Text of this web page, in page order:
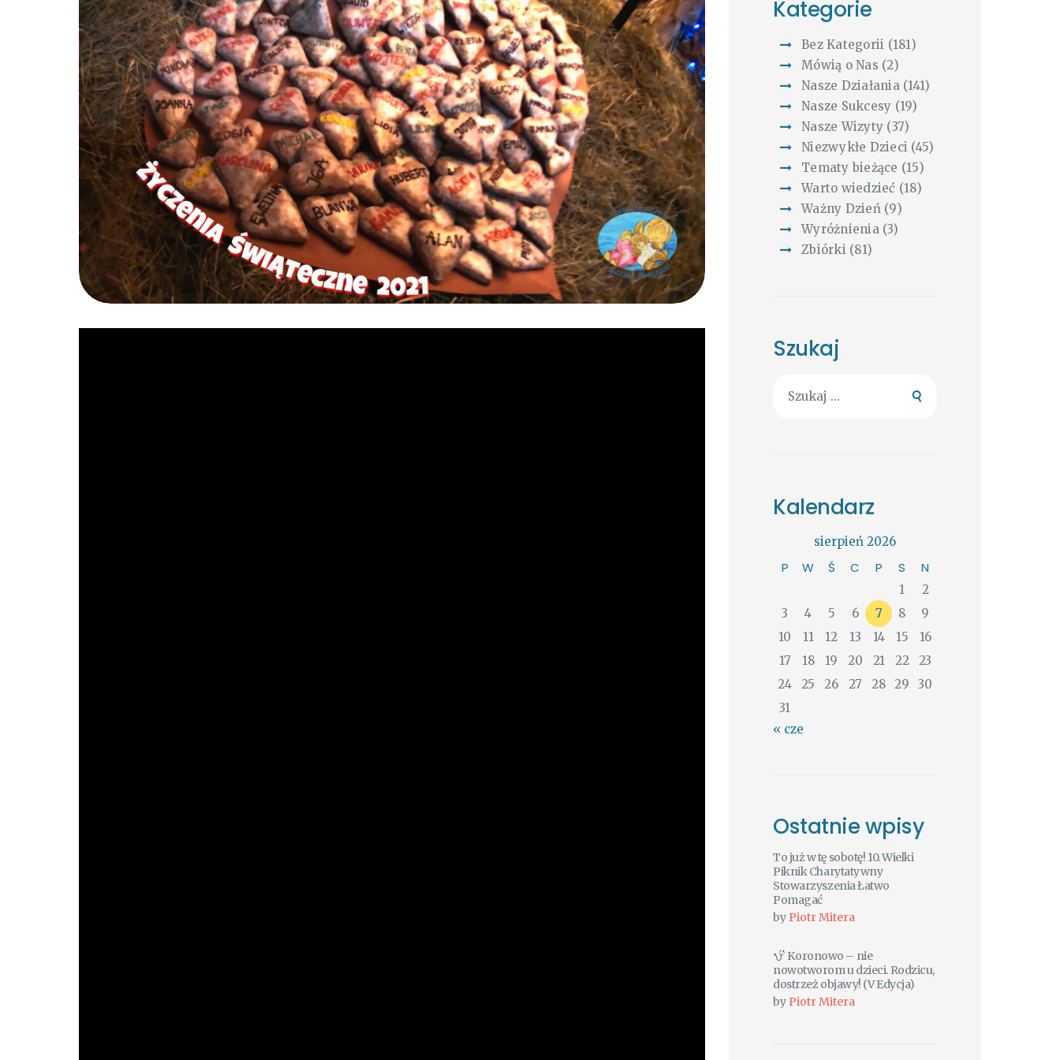
Kategorie
Bez Kategorii (181)
Mówią o Nas (2)
Nasze Działania(141)
Nasze Sukcesy (19)
Nasze Wizyty (37)
Niezwykłe Dzieci (45)
Tematy bieżące (15)
Warto wiedzieć (18)
Ważny Dzień(9)
Wyróżnienia(3)
Zbiórki (81)
Szukaj
Kalendarz
sierpień 2026
P W Ś C P S N
1
2
3
4 5 6 7 8
9
10
11 12 13 14 15
16
17
18 19 20 21 22
23
24
25 26 27 28 29
30
31
« cze
Ostatnie wpisy
To już w tę sobotę! 10. Wielki
Piknik Charytatywny
Stowarzyszenia Łatwo
Pomagać
by Piotr Mitera
Koronowo – nie
nowotworom u dzieci. Rodzicu,
dostrzeż objawy! (V Edycja)
by Piotr Mitera